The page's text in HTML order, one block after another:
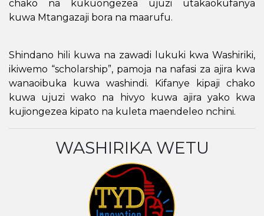
chako na kukuongezea ujuzi utakaokufanya
kuwa Mtangazaji bora na maarufu.
Shindano hili kuwa na zawadi lukuki kwa Washiriki,
ikiwemo “scholarship”,pamoja na nafasi za ajira kwa
wanaoibuka kuwa washindi. Kifanye kipaji chako
kuwa ujuzi wako na hivyo kuwa ajira yako kwa
kujiongezea kipato na kuleta maendeleo nchini.
WASHIRIKA WETU